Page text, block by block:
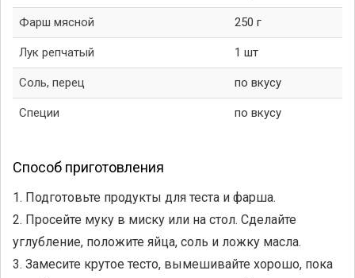
Фарш мясной 250 г
Лук репчатый 1 шт
Соль, перец по вкусу
Специи по вкусу
Способ приготовления
1. Подготовьте продукты для теста и фарша.
2. Просейте муку в миску или на стол. Сделайте
углубление, положите яйца, соль и ложку масла.
3. Замесите крутое тесто, вымешивайте хорошо, пока